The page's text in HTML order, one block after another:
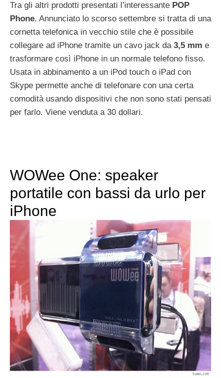
Tra gli altri prodotti presentati l’interessante POP
Phone. Annunciato lo scorso settembre si tratta di una
cornetta telefonica in vecchio stile che è possibile
collegare ad iPhone tramite un cavo jack da 3,5 mm e
trasformare così iPhone in un normale telefono fisso.
Usata in abbinamento a un iPod touch o iPad con
Skype permette anche di telefonare con una certa
comodità usando dispositivi che non sono stati pensati
per farlo. Viene venduta a 30 dollari.
WOWee One: speaker
portatile con bassi da urlo per
iPhone